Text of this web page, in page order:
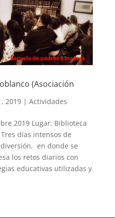
(Asociación
2019| Actividades
2019 Lugar: Biblioteca
días intensos de
en donde se
los retos diarios con
educativas utilizadas y